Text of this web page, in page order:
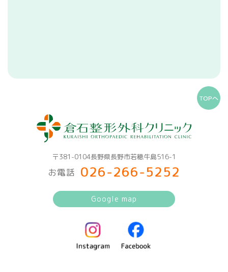
TOPへ
〒381-0104長野県長野市若穂牛島516-1
お電話 026-266-5252
Google map